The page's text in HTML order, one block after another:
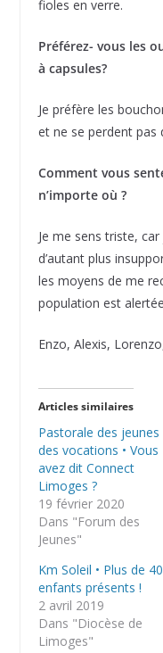
fioles en verre.
Préférez- vous les
à capsules?
Je préfère les
et ne se perdent pas
Comment vous
n’importe où ?
Je me sens triste,
d’autant plus
les moyens de me
population est
Enzo, Alexis,
Articles similaires
Pastorale des jeunes
des vocations • Vous
avez dit Connect
Limoges ?
19 février 2020
Dans "Forum des
Jeunes"
Km Soleil • Plus de
enfants présents !
2 avril 2019
Dans "Diocèse de
Limoges"